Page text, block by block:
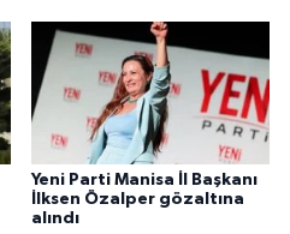
Yeni Parti Manisa İl Başkanı
İlksen Özalper gözaltına
alındı